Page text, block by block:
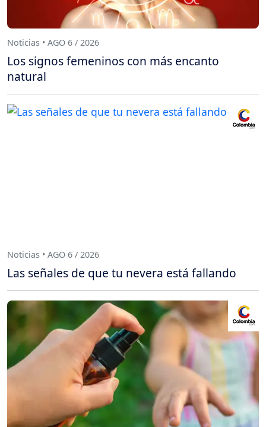
Noticias • AGO 6 / 2026
Los signos femeninos con más encanto
natural
Noticias • AGO 6 / 2026
Las señales de que tu nevera está fallando